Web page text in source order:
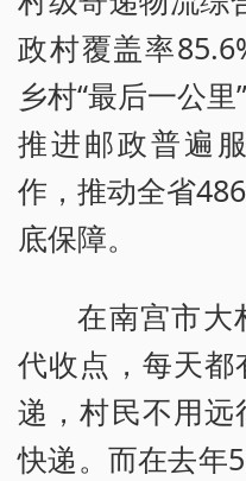
政村覆盖率
乡村“最后一公
推进邮政普遍
作，推动全省
底保障。
在南宫市大
代收点，每天
递，村民不用
快递。而在去年